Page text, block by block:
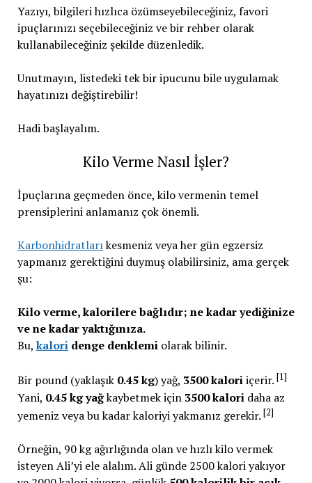
Yazıyı, bilgileri hızlıca özümseyebileceğiniz, favori
ipuçlarınızı seçebileceğiniz ve bir rehber olarak
kullanabileceğiniz şekilde düzenledik.
Unutmayın, listedeki tek bir ipucunu bile uygulamak
hayatınızı değiştirebilir!
Hadi başlayalım.
Kilo Verme Nasıl İşler?
İpuçlarına geçmeden önce, kilo vermenin temel
prensiplerini anlamanız çok önemli.
Karbonhidratlarıkesmeniz veya her gün egzersiz
yapmanız gerektiğini duymuş olabilirsiniz, ama gerçek
şu:
Kilo verme, kalorilere bağlıdır; ne kadar yediğinize
ve ne kadar yaktığınıza.
Bu, kaloridenge denklemiolarak bilinir.
Bir pound (yaklaşık 0.45 kg) yağ, 3500 kaloriiçerir. [1]
Yani, 0.45 kg yağkaybetmek için 3500 kaloridaha az
yemeniz veya bu kadar kaloriyi yakmanız gerekir. [2]
Örneğin, 90 kg ağırlığında olan ve hızlı kilo vermek
isteyen Ali’yi ele alalım. Ali günde 2500 kalori yakıyor